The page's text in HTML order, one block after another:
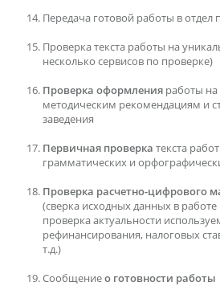
Передача готовой работы в отдел
Проверка текста работы на
несколько сервисов по проверке)
Проверка оформления работы на
методическим рекомендациям и
заведения
Первичная проверка текста
грамматических и
Проверка расчетно-цифрового
(сверка исходных данных в
проверка актуальности
рефинансирования, налоговых
т.д.)
Сообщениео готовности работы